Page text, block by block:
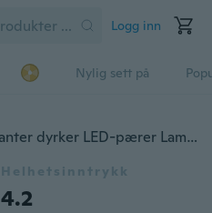
Logg inn
Nylig sett på
2 stk 80LED fullspektrum planter dyrker LED-pærer Lampebelysning for frø hydroblomst Drivhus Veg Innendørs hage hydroponic E27 E14 GU10 110V 220V
Helhetsinntrykk
4.2